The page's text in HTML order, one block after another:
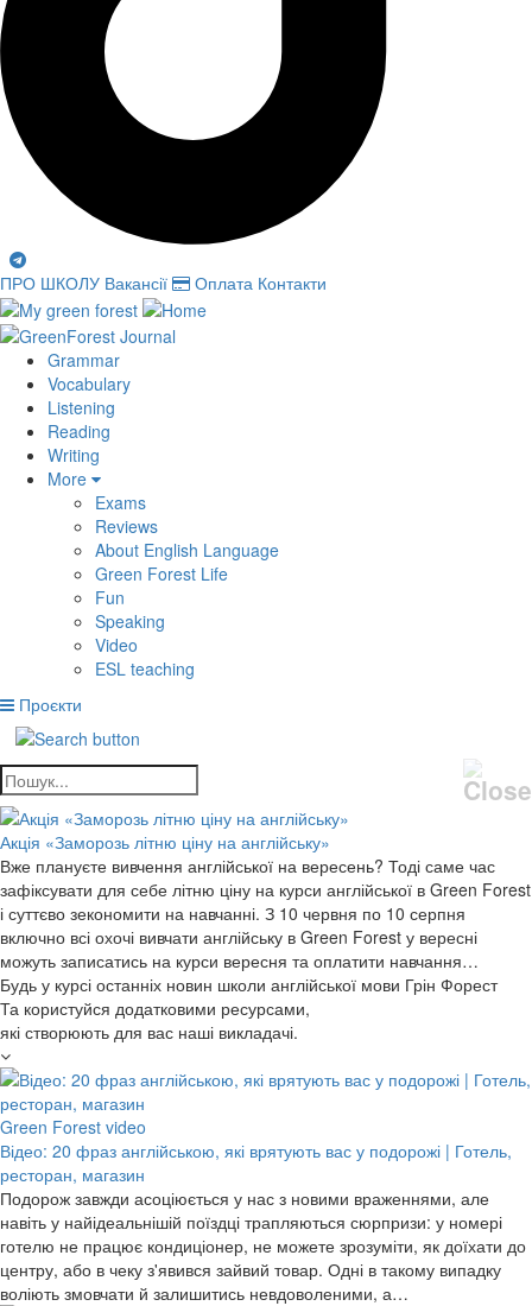
ПРО ШКОЛУ Вакансії Оплата Контакти
Grammar
Vocabulary
Listening
Reading
Writing
More
Exams
Reviews
About English Language
Green Forest Life
Fun
Speaking
Video
ESL teaching
Проєкти
Акція «Заморозь літню ціну на англійську»
Вже плануєте вивчення англійської на вересень? Тоді саме час
зафіксувати для себе літню ціну на курси англійської в Green Forest
і суттєво зекономити на навчанні. З 10 червня по 10 серпня
включно всі охочі вивчати англійську в Green Forest у вересні
можуть записатись на курси вересня та оплатити навчання…
Будь у курсі останніх новин школи англійської мови Грін Форест
Та користуйся додатковими ресурсами,
які створюють для вас наші викладачі.
Green Forest video
Відео: 20 фраз англійською, які врятують вас у подорожі | Готель,
ресторан, магазин
Подорож завжди асоціюється у нас з новими враженнями, але
навіть у найідеальнішій поїздці трапляються сюрпризи: у номері
готелю не працює кондиціонер, не можете зрозуміти, як доїхати до
центру, або в чеку з'явився зайвий товар. Одні в такому випадку
воліють змовчати й залишитись невдоволеними, а…